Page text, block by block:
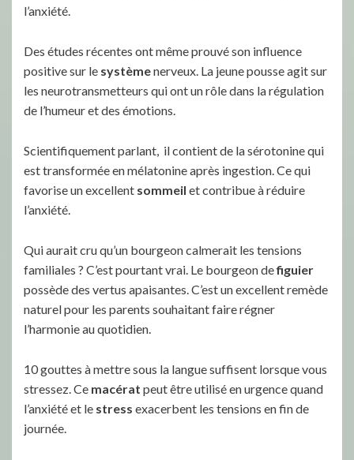
l’anxiété.
Des études récentes ont même prouvé son influence
positive sur le systèmenerveux. La jeune pousse agit sur
les neurotransmetteurs qui ont un rôle dans la régulation
de l’humeur et des émotions.
Scientifiquement parlant, il contient de la sérotonine qui
est transformée en mélatonine après ingestion. Ce qui
favorise un excellent sommeil et contribue à réduire
l’anxiété.
Qui aurait cru qu’un bourgeon calmerait les tensions
familiales ? C’est pourtant vrai. Le bourgeon defiguier
possède des vertus apaisantes. C’est un excellent remède
naturel pour les parents souhaitant faire régner
l’harmonie au quotidien.
10 gouttes à mettre sous la langue suffisent lorsque vous
stressez. Ce macérat peut être utilisé en urgence quand
l’anxiété et le stress exacerbent les tensions en fin de
journée.